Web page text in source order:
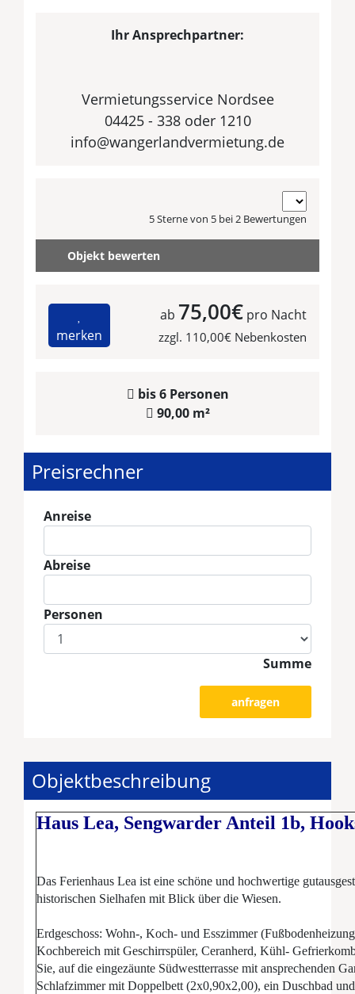
Ihr Ansprechpartner:
Vermietungsservice Nordsee
04425 - 338 oder 1210
info@wangerlandvermietung.de
5 Sterne von 5 bei 2 Bewertungen
Objekt bewerten
merken
ab 75,00€ pro Nacht
zzgl. 110,00€ Nebenkosten
bis 6 Personen
90,00 m²
Preisrechner
Anreise
Abreise
Personen
Summe
anfragen
Objektbeschreibung
Haus Lea, Sengwarder Anteil 1b,
Das Ferienhaus Lea ist eine schöne und hochwertige
historischen Sielhafen mit Blick über die Wiesen.
Erdgeschoss: Wohn-, Koch- und Esszimmer
Kochbereich mit Geschirrspüler, Ceranherd, Kühl-
Sie, auf die eingezäunte Südwestterrasse mit ansprechenden
Schlafzimmer mit Doppelbett (2x0,90x2,00), ein Duschbad